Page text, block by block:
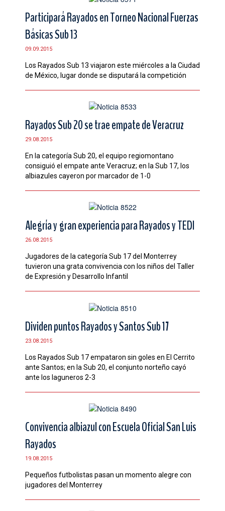
Participará Rayados en Torneo Nacional Fuerzas
Básicas Sub 13
09.09.2015
Los Rayados Sub 13 viajaron este miércoles a la Ciudad
de México, lugar donde se disputará la competición
Rayados Sub 20 se trae empate de Veracruz
29.08.2015
En la categoría Sub 20, el equipo regiomontano
consiguió el empate ante Veracruz; en la Sub 17, los
albiazules cayeron por marcador de 1-0
Alegría y gran experiencia para Rayados y TEDI
26.08.2015
Jugadores de la categoría Sub 17 del Monterrey
tuvieron una grata convivencia con los niños del Taller
de Expresión y Desarrollo Infantil
Dividen puntos Rayados y Santos Sub 17
23.08.2015
Los Rayados Sub 17 empataron sin goles en El Cerrito
ante Santos; en la Sub 20, el conjunto norteño cayó
ante los laguneros 2-3
Convivencia albiazul con Escuela Oficial San Luis
Rayados
19.08.2015
Pequeños futbolistas pasan un momento alegre con
jugadores del Monterrey